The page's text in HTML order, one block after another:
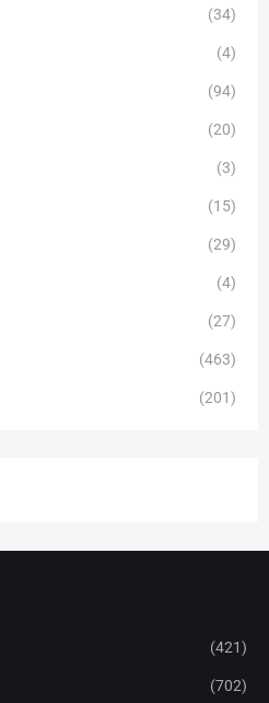
(34)
(4)
(94)
(20)
(3)
(15)
(29)
(4)
(27)
(463)
(201)
(421)
(702)